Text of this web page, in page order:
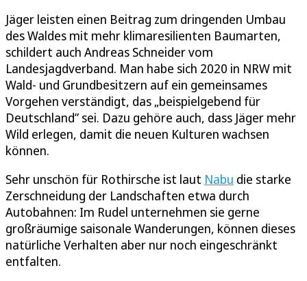
Jäger leisten einen Beitrag zum dringenden Umbau
des Waldes mit mehr klimaresilienten Baumarten,
schildert auch Andreas Schneider vom
Landesjagdverband. Man habe sich 2020 in NRW mit
Wald- und Grundbesitzern auf ein gemeinsames
Vorgehen verständigt, das „beispielgebend für
Deutschland” sei. Dazu gehöre auch, dass Jäger mehr
Wild erlegen, damit die neuen Kulturen wachsen
können.
Sehr unschön für Rothirsche ist laut Nabu die starke
Zerschneidung der Landschaften etwa durch
Autobahnen: Im Rudel unternehmen sie gerne
großräumige saisonale Wanderungen, können dieses
natürliche Verhalten aber nur noch eingeschränkt
entfalten.